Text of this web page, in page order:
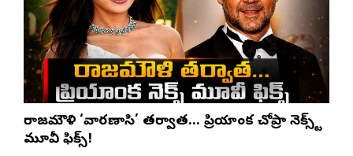
రాజమౌళి ‘వారణాసి’ తర్వాత… ప్రియాంక చోప్రా నెక్స్ట్
మూవీ ఫిక్స్!